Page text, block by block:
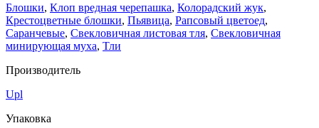
Блошки, Клоп вредная черепашка, Колорадский жук,
Крестоцветные блошки, Пьявица, Рапсовый цветоед,
Саранчевые, Свекловичная листовая тля, Свекловичная
минирующая муха, Тли
Производитель
Upl
Упаковка